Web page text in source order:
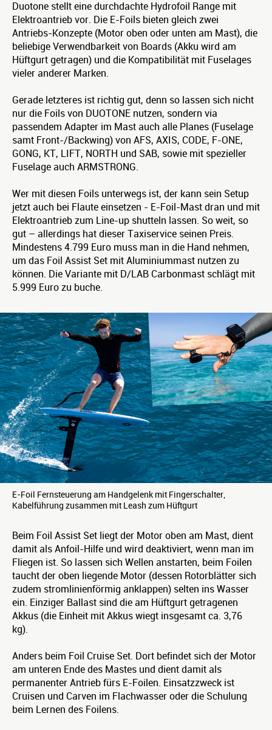
Duotone stellt eine durchdachte Hydrofoil Range mit
Elektroantrieb vor. Die E-Foils bieten gleich zwei
Antriebs-Konzepte (Motor oben oder unten am Mast), die
beliebige Verwendbarkeit von Boards (Akku wird am
Hüftgurt getragen) und die Kompatibilität mit Fuselages
vieler anderer Marken.
Gerade letzteres ist richtig gut, denn so lassen sich nicht
nur die Foils von DUOTONE nutzen, sondern via
passendem Adapter im Mast auch alle Planes (Fuselage
samt Front-/Backwing) von AFS, AXIS, CODE, F-ONE,
GONG, KT, LIFT, NORTH und SAB, sowie mit spezieller
Fuselage auch ARMSTRONG.
Wer mit diesen Foils unterwegs ist, der kann sein Setup
jetzt auch bei Flaute einsetzen - E-Foil-Mast dran und mit
Elektroantrieb zum Line-up shutteln lassen. So weit, so
gut – allerdings hat dieser Taxiservice seinen Preis.
Mindestens 4.799 Euro muss man in die Hand nehmen,
um das Foil Assist Set mit Aluminiummast nutzen zu
können. Die Variante mit D/LAB Carbonmast schlägt mit
5.999 Euro zu buche.
E-Foil Fernsteuerung am Handgelenk mit Fingerschalter,
Kabelführung zusammen mit Leash zum Hüftgurt
Beim Foil Assist Set liegt der Motor oben am Mast, dient
damit als Anfoil-Hilfe und wird deaktiviert, wenn man im
Fliegen ist. So lassen sich Wellen anstarten, beim Foilen
taucht der oben liegende Motor (dessen Rotorblätter sich
zudem stromlinienförmig anklappen) selten ins Wasser
ein. Einziger Ballast sind die am Hüftgurt getragenen
Akkus (die Einheit mit Akkus wiegt insgesamt ca. 3,76
kg).
Anders beim Foil Cruise Set. Dort befindet sich der Motor
am unteren Ende des Mastes und dient damit als
permanenter Antrieb fürs E-Foilen. Einsatzzweck ist
Cruisen und Carven im Flachwasser oder die Schulung
beim Lernen des Foilens.